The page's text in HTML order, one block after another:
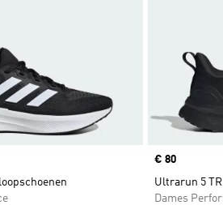
Price
€ 80
Ultrarun 5
Dames